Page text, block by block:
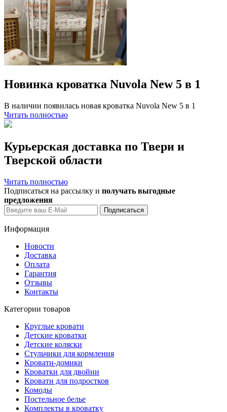
Новинка кроватка Nuvola New 5 в 1
В наличии появилась новая кроватка Nuvola New 5 в 1
Читать полностью
Курьерская доставка по Твери и
Тверской области
Читать полностью
Подписаться на рассылку и получать выгодные
предложения
Информация
Новости
Доставка
Оплата
Гарантия
Отзывы
Контакты
Категории товаров
Круглые кровати
Детские кроватки
Детские коляски
Стульчики для кормления
Кровати-домики
Кроватки для двойни
Кровати для подростков
Комоды
Постельное белье
Комплекты в кроватку